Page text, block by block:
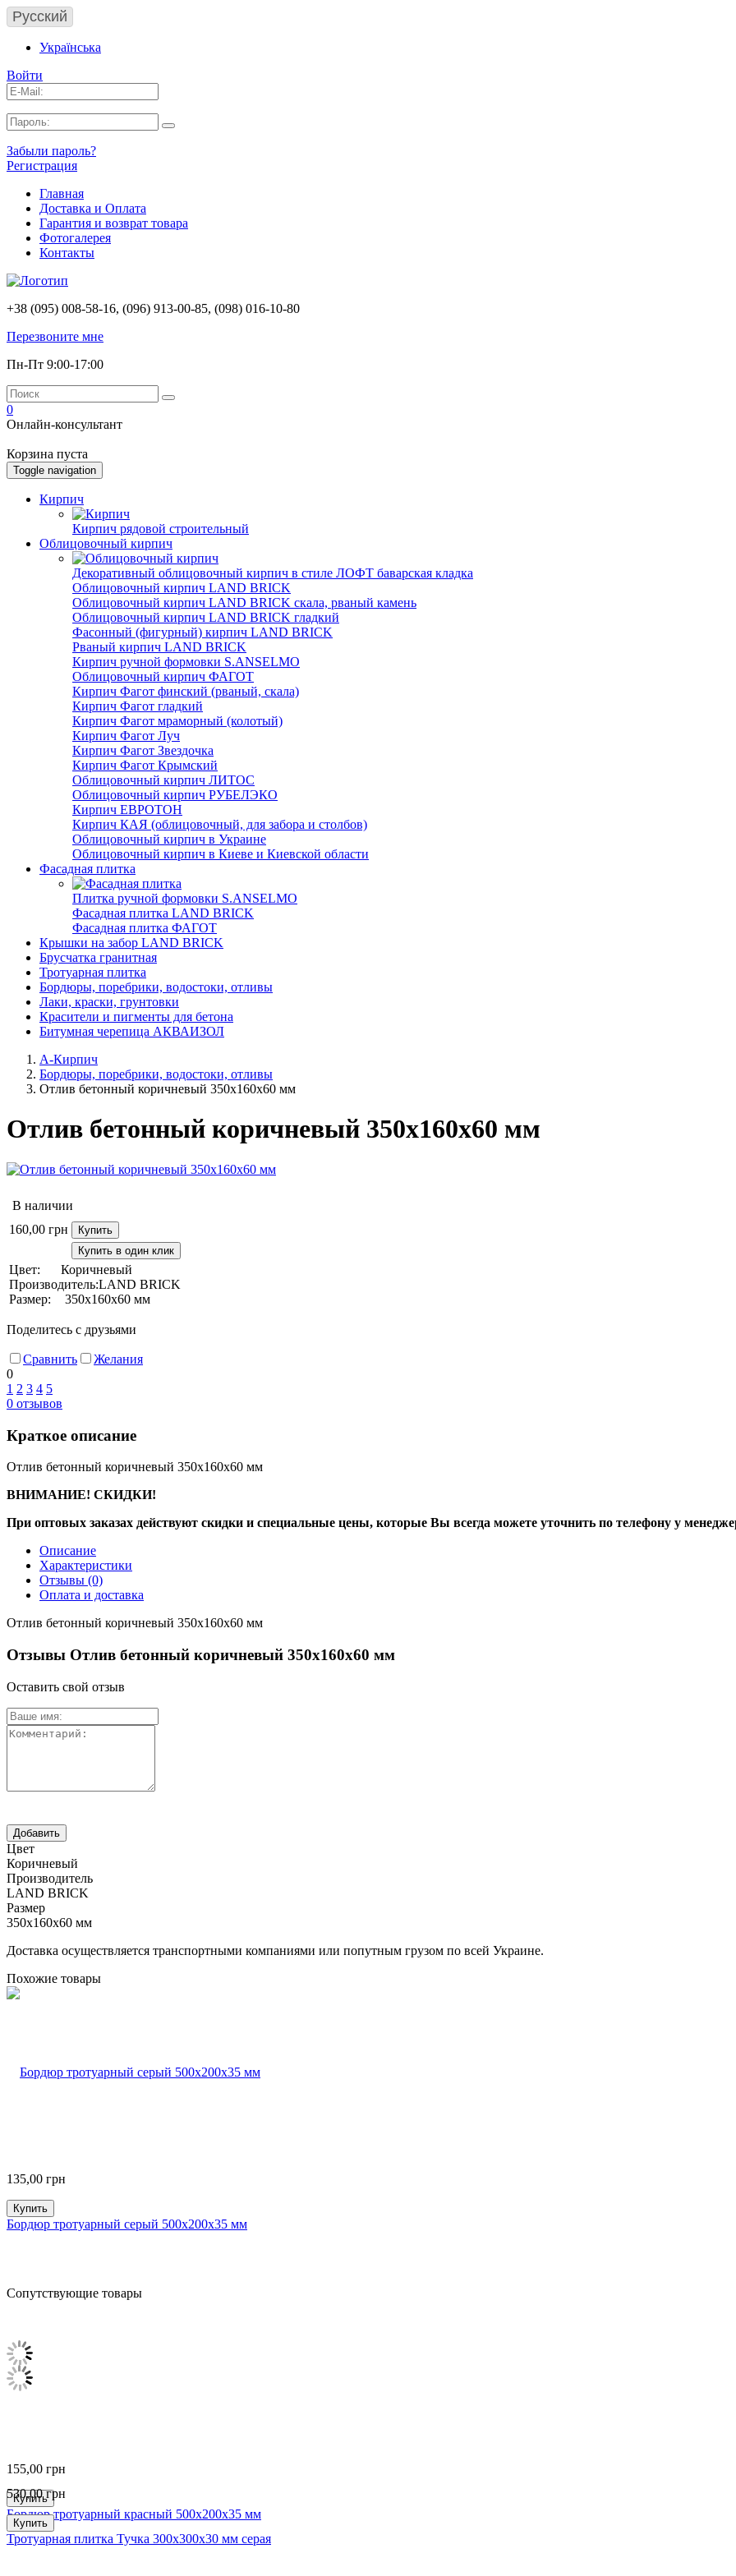
Русский
Українська
Войти
Забыли пароль?
Регистрация
Главная
Доставка и Оплата
Гарантия и возврат товара
Фотогалерея
Контакты
+38 (095) 008-58-16, (096) 913-00-85, (098) 016-10-80
Перезвоните мне
Пн-Пт 9:00-17:00
0
Онлайн-консультант
Корзина пуста
Toggle navigation
Кирпич
Кирпич рядовой строительный
Облицовочный кирпич
Декоративный облицовочный кирпич в стиле ЛОФТ баварская кладка
Облицовочный кирпич LAND BRICK
Облицовочный кирпич LAND BRICK скала, рваный камень
Облицовочный кирпич LAND BRICK гладкий
Фасонный (фигурный) кирпич LAND BRICK
Рваный кирпич LAND BRICK
Кирпич ручной формовки S.ANSELMO
Облицовочный кирпич ФАГОТ
Кирпич Фагот финский (рваный, скала)
Кирпич Фагот гладкий
Кирпич Фагот мраморный (колотый)
Кирпич Фагот Луч
Кирпич Фагот Звездочка
Кирпич Фагот Крымский
Облицовочный кирпич ЛИТОС
Облицовочный кирпич РУБЕЛЭКО
Кирпич ЕВРОТОН
Кирпич КАЯ (облицовочный, для забора и столбов)
Облицовочный кирпич в Украине
Облицовочный кирпич в Киеве и Киевской области
Фасадная плитка
Плитка ручной формовки S.ANSELMO
Фасадная плитка LAND BRICK
Фасадная плитка ФАГОТ
Крышки на забор LAND BRICK
Брусчатка гранитная
Тротуарная плитка
Бордюры, поребрики, водостоки, отливы
Лаки, краски, грунтовки
Красители и пигменты для бетона
Битумная черепица АКВАИЗОЛ
А-Кирпич
Бордюры, поребрики, водостоки, отливы
Отлив бетонный коричневый 350х160х60 мм
Отлив бетонный коричневый 350х160х60 мм
В наличии
160,00 грн
Купить
Купить в один клик
Цвет:
Коричневый
Производитель:LAND BRICK
Размер:
350х160х60 мм
Поделитесь с друзьями
Сравнить
Желания
0
1 2 3 4 5
0 отзывов
Краткое описание
Отлив бетонный коричневый 350х160х60 мм
ВНИМАНИЕ! СКИДКИ!
При оптовых заказах действуют скидки и специальные цены, которые Вы всегда можете уточнить по телефону у
Описание
Характеристики
Отзывы (0)
Оплата и доставка
Отлив бетонный коричневый 350х160х60 мм
Отзывы Отлив бетонный коричневый 350х160х60 мм
Оставить свой отзыв
Цвет
Коричневый
Производитель
LAND BRICK
Размер
350х160х60 мм
Доставка осуществляется транспортными компаниями или попутным грузом по всей Украине.
Похожие товары
135,00 грн
Купить
Бордюр тротуарный серый 500х200х35 мм
155,00 грн
Купить
Бордюр тротуарный красный 500х200х35 мм
Сопутствующие товары
530,00грн
Купить
Тротуарная плитка Тучка 300х300х30 мм серая